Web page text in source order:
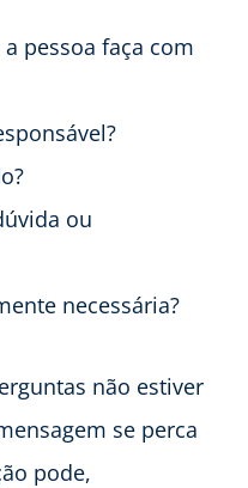
pessoa faça com
ou
necessária?
não estiver
se perca
pode,